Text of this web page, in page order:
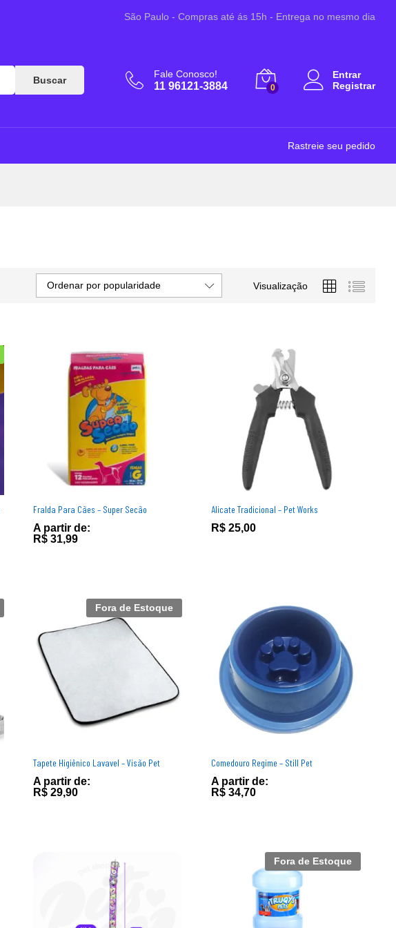
São Paulo - Compras até ás 15h - Entrega no mesmo dia
Buscar
Fale Conosco!
11 96121-3884 0
Entrar
Registrar
Rastreie seu pedido
Visualização
Ordenar por popularidade
Fralda Para Cães – Super Secão
A partir de:
R$31,99
R$31,99
Alicate Tradicional – Pet Works
R$ 25,00
R$ 25,00
Fora de Estoque
Tapete Higiênico Lavavel – Visão Pet
A partir de:
R$29,90
R$29,90
Comedouro Regime – Still Pet
A partir de:
R$ 34,70
R$ 34,70
Fora de Estoque